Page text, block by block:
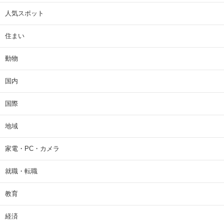
人気スポット
住まい
動物
国内
国際
地域
家電・PC・カメラ
就職・転職
教育
経済